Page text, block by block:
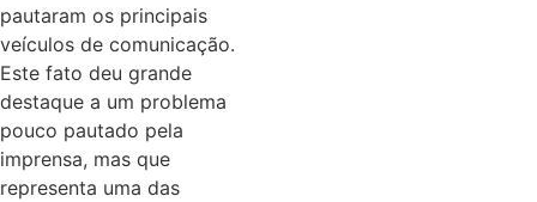
pautaram os principais
veículos de comunicação.
Este fato deu grande
destaque a um problema
pouco pautado pela
imprensa, mas que
representa uma das